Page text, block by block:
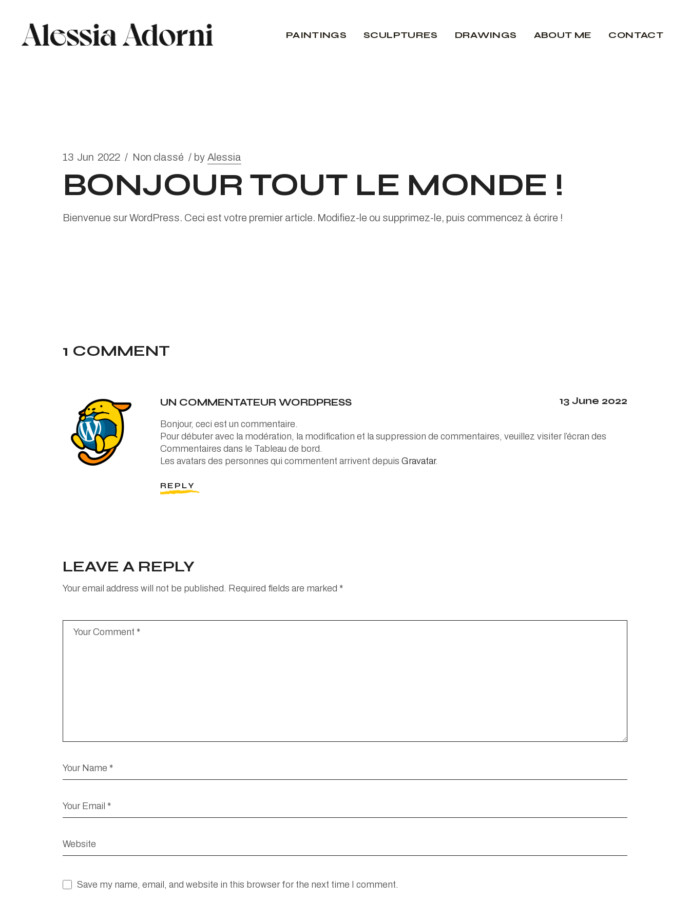
content
PAINTINGS SCULPTURES DRAWINGS ABOUT ME CONTACT
13 Jun 2022 Non classé by Alessia
BONJOUR TOUT LE MONDE !
Bienvenue sur WordPress. Ceci est votre premier article. Modifiez-le ou supprimez-le, puis commencez à écrire !
1 COMMENT
UN COMMENTATEUR WORDPRESS 13 June 2022
Bonjour, ceci est un commentaire.
Pour débuter avec la modération, la modification et la suppression de commentaires, veuillez visiter l’écran des
Commentaires dans le Tableau de bord.
Les avatars des personnes qui commentent arrivent depuis Gravatar.
REPLY
LEAVE A REPLY
Your email address will not be published. Required fields are marked *
Save my name, email, and website in this browser for the next time I comment.